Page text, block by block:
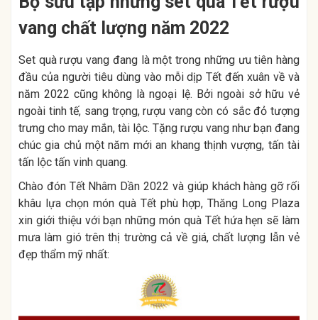
vang chất lượng năm 2022
Set quà rượu vang đang là một trong những ưu tiên hàng
đầu của người tiêu dùng vào mỗi dịp Tết đến xuân về và
năm 2022 cũng không là ngoại lệ. Bởi ngoài sở hữu vẻ
ngoài tinh tế, sang trọng, rượu vang còn có sắc đỏ tượng
trưng cho may mắn, tài lộc. Tặng rượu vang như bạn đang
chúc gia chủ một năm mới an khang thịnh vượng, tấn tài
tấn lộc tấn vinh quang.
Chào đón Tết Nhâm Dần 2022 và giúp khách hàng gỡ rối
khâu lựa chọn món quà Tết phù hợp, Thăng Long Plaza
xin giới thiệu với bạn những món quà Tết hứa hẹn sẽ làm
mưa làm gió trên thị trường cả về giá, chất lượng lẫn vẻ
đẹp thẩm mỹ nhất: